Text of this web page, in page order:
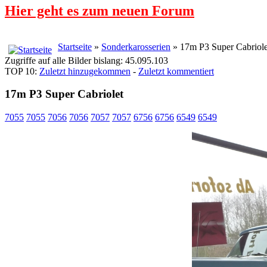
Hier geht es zum neuen Forum
Startseite » Sonderkarosserien » 17m P3 Super
Zugriffe auf alle Bilder bislang: 45.095.103
TOP 10: Zuletzt hinzugekommen - Zuletzt kommentiert
17m P3 Super Cabriolet
7055 7055 7056 7056 7057 7057 6756 6756 6549 6549